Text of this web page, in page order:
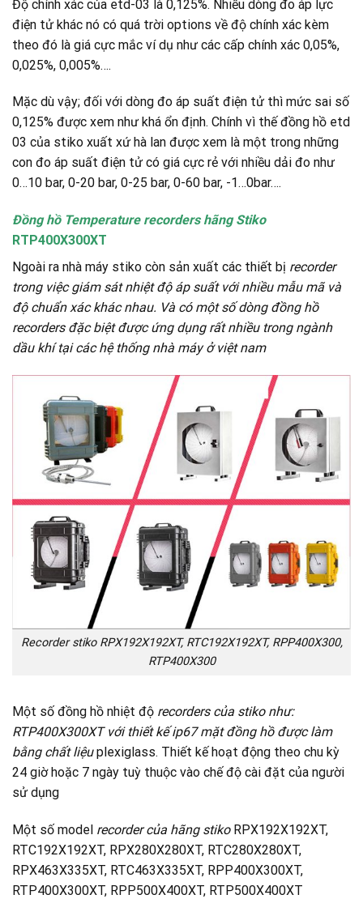
Độ chính xác của etd-03 là 0,125%. Nhiều dòng đo áp lực
điện tử khác nó có quá trời options về độ chính xác kèm
theo đó là giá cực mắc ví dụ như các cấp chính xác 0,05%,
0,025%, 0,005%….
Mặc dù vậy; đối với dòng đo áp suất điện tử thì mức sai số
0,125% được xem như khá ổn định. Chính vì thế đồng hồ etd
03 của stiko xuất xứ hà lan được xem là một trong những
con đo áp suất điện tử có giá cực rẻ với nhiều dải đo như
0…10 bar, 0-20 bar, 0-25 bar, 0-60 bar, -1…0bar….
Đồng hồ Temperature recorders hãng Stiko
RTP400X300XT
Ngoài ra nhà máy stiko còn sản xuất các thiết bị recorder
trong việc giám sát nhiệt độ áp suất với nhiều mẫu mã và
độ chuẩn xác khác nhau. Và có một số dòng đồng hồ
recorders đặc biệt được ứng dụng rất nhiều trong ngành
dầu khí tại các hệ thống nhà máy ở việt nam
Recorder stiko RPX192X192XT, RTC192X192XT, RPP400X300,
RTP400X300
Một số đồng hồ nhiệt độ recorders của stiko như:
RTP400X300XT với thiết kế ip67 mặt đồng hồ được làm
bằng chất liệuplexiglass. Thiết kế hoạt động theo chu kỳ
24 giờ hoặc 7 ngày tuỳ thuộc vào chế độ cài đặt của người
sử dụng
Một số model recorder của hãng stiko RPX192X192XT,
RTC192X192XT, RPX280X280XT, RTC280X280XT,
RPX463X335XT, RTC463X335XT, RPP400X300XT,
RTP400X300XT, RPP500X400XT, RTP500X400XT